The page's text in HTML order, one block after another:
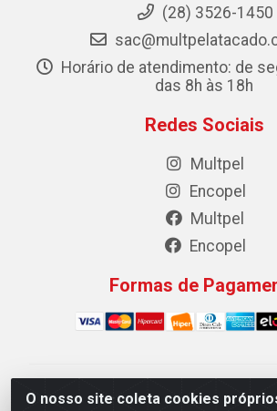
O nosso site coleta cookies
(28) 3526-1450
Horário de atendimento: de
das 8h às 18h
Redes Sociais
Multpel
Encopel
Multpel
Encopel
Formas de
Multpel Comercio de Papeis e